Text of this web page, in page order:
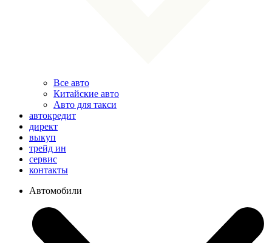
Все авто
Китайские авто
Авто для такси
автокредит
директ
выкуп
трейд ин
сервис
контакты
Автомобили